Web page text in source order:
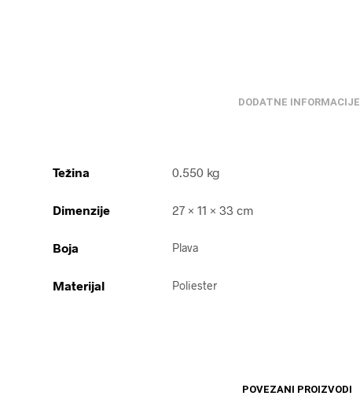
DODATNE INFORMACIJE
Težina 0.550 kg
Dimenzije 27 × 11 × 33 cm
Boja Plava
Materijal Poliester
POVEZANI PROIZVODI